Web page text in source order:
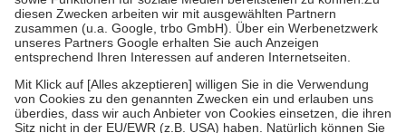
Zuzahlung zehn Prozent der Kosten sowie zehn Euro je
Verordnung.
Um das Engagement der Versicherten für ihre eigene Gesundheit zu
stärken und die besondere Stellung der Familie zu unterstützen,
fallenkeine Zuzahlungenan bei:
• Kindern und Jugendlichen bis zum vollendeten 18. Lebensjahr
mit Ausnahme der Fahrkosten